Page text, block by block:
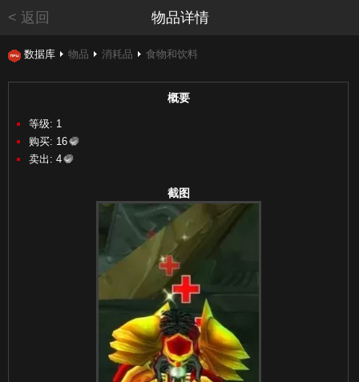
< 返回 物品详情
数据库 物品 消耗品 食物和饮料
概要
等级: 1
购买: 16
卖出: 4
截图